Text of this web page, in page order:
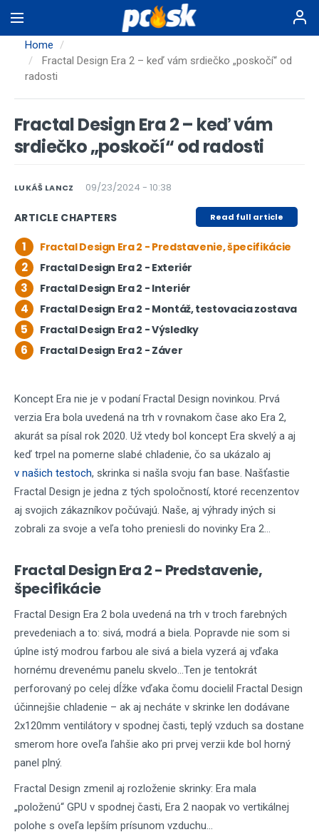
main
content
Home
Fractal Design Era 2 – keď vám srdiečko „poskočí“ od
radosti
Fractal Design Era 2 – keď vám
srdiečko „poskočí“ od radosti
LUKÁŠ LANCZ 09/23/2024 - 10:38
ARTICLE CHAPTERS Read full article
1 Fractal Design Era 2 - Predstavenie, špecifikácie
2 Fractal Design Era 2 - Exteriér
3 Fractal Design Era 2 - Interiér
4 Fractal Design Era 2 - Montáž, testovacia zostava
5 Fractal Design Era 2 - Výsledky
6 Fractal Design Era 2 - Záver
Koncept Era nie je v podaní Fractal Design novinkou. Prvá
verzia Era bola uvedená na trh v rovnakom čase ako Era 2,
akurát sa písal rok 2020. Už vtedy bol koncept Era skvelý a aj
keď trpel na pomerne slabé chladenie, čo sa ukázalo aj
v našich testoch, skrinka si našla svoju fan base. Našťastie
Fractal Design je jedna z tých spoločností, ktoré recenzentov
aj svojich zákazníkov počúvajú. Naše, aj výhrady iných si
zobrali za svoje a veľa toho preniesli do novinky Era 2...
Fractal Design Era 2 - Predstavenie,
špecifikácie
Fractal Design Era 2 bola uvedená na trh v troch farebných
prevedeniach a to: sivá, modrá a biela. Popravde nie som si
úplne istý modrou farbou ale sivá a biela vyzerá aj vďaka
hornému drevenému panelu skvelo...Ten je tentokrát
perforovaný po celej dĺžke vďaka čomu docielil Fractal Design
účinnejšie chladenie – ak aj necháte v skrinke len dodávane
2x120mm ventilátory v spodnej časti, teplý vzduch sa dostane
smerom hore oveľa ľahšie ako pri prvej verzii kde bol horný
panel plný.
Fractal Design zmenil aj rozloženie skrinky: Era mala
„položenú“ GPU v spodnej časti, Era 2 naopak vo vertikálnej
polohe s oveľa lepším prísunom vzduchu...